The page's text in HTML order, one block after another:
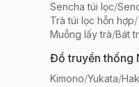
Sencha túi lọc/
Trà túi lọc hỗn hợp/
Muỗng lấy trà/Bát
Đồ truyền thống
Kimono/Yukata/